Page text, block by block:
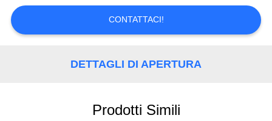
MAPPA
DEL
CONTATTACI!
DETTAGLI DI APERTURA
Prodotti Simili